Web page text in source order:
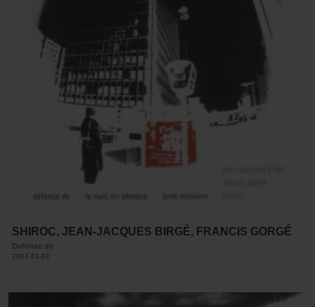
SHIROC, JEAN-JACQUES BIRGÉ, FRANCIS GORGÉ
Defense de
2003-01-01